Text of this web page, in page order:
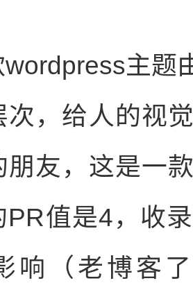
主题
次，给人的视
朋友，这是一
PR值是4，收
响（老博客